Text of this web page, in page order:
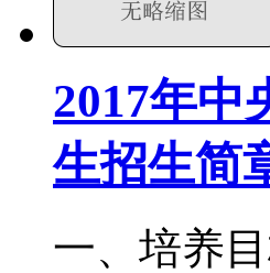
2017年中
生招生简
一、培养